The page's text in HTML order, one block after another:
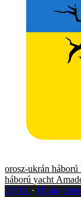
orosz-ukrán háború
háború yacht
GYIK
Hibát